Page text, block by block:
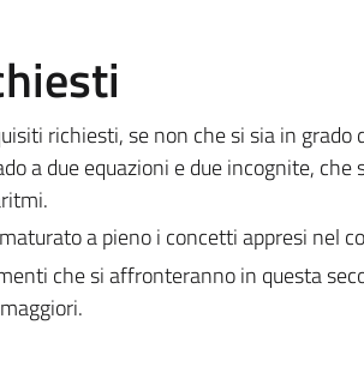
richiesti, se non che si sia in
a due equazioni e due incognite,
a pieno i concetti appresi nel
che si affronteranno in questa